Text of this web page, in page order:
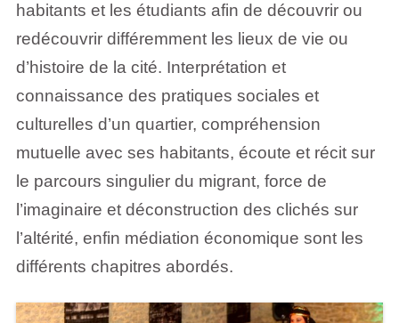
habitants et les étudiants afin de découvrir ou
redécouvrir différemment les lieux de vie ou
d’histoire de la cité. Interprétation et
connaissance des pratiques sociales et
culturelles d’un quartier, compréhension
mutuelle avec ses habitants, écoute et récit sur
le parcours singulier du migrant, force de
l’imaginaire et déconstruction des clichés sur
l’altérité, enfin médiation économique sont les
différents chapitres abordés.